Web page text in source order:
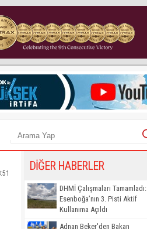
DİĞER HABERLER
DHMİ Çalışmaları Tamamladı:
Esenboğa’nın 3. Pisti Aktif
Kullanıma Açıldı
Adnan Beker'den Bakan